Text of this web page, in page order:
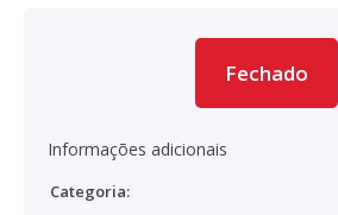
Fechado
Informações adicionais
Categoria: